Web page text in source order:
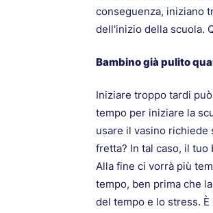
conseguenza, iniziano
dell'inizio della scuola.
Bambino già pulito
Iniziare troppo tardi
tempo per iniziare la
usare il vasino richiede
fretta? In tal caso, il
Alla fine ci vorrà più
tempo, ben prima che
del tempo e lo stress.